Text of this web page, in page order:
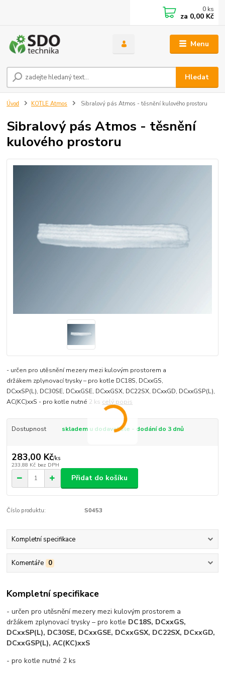
Menu
Hledat
0 ks
za 0,00 Kč
Úvod KOTLE Atmos Sibralový pás Atmos - těsnění kulového prostoru
Sibralový pás Atmos - těsnění
kulového prostoru
- určen pro utěsnění mezery mezi kulovým prostorem a
držákem zplynovací trysky – pro kotle DC18S, DCxxGS,
DCxxSP(L), DC30SE, DCxxGSE, DCxxGSX, DC22SX, DCxxGD, DCxxGSP(L),
AC(KC)xxS - pro kotle nutné 2 ks celý popis
Dostupnost skladem u dodavatele - dodání do 3 dnů
283,00 Kč/ks
233,88 Kč bez DPH
Přidat do košíku
Číslo produktu: S0453
Kompletní specifikace
Komentáře 0
Kompletní specifikace
- určen pro utěsnění mezery mezi kulovým prostorem a
držákem zplynovací trysky – pro kotle DC18S, DCxxGS,
DCxxSP(L), DC30SE, DCxxGSE, DCxxGSX, DC22SX, DCxxGD,
DCxxGSP(L), AC(KC)xxS
- pro kotle nutné 2 ks